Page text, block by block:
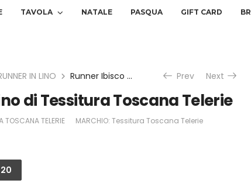
TAVOLA NATALE PASQUA GIFT CARD
IN LINO Runner Ibisco in lino di Tessitura Toscana Telerie Prev Next
di Tessitura Toscana Telerie
TOSCANA TELERIE MARCHIO: Tessitura Toscana Telerie